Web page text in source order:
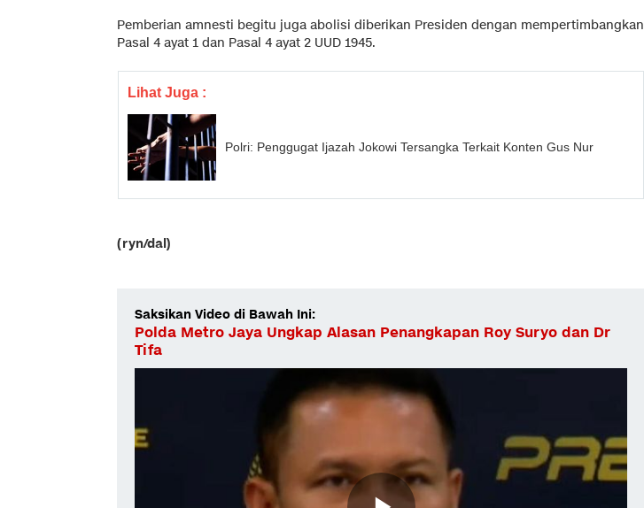
Pemberian amnesti begitu juga abolisi diberikan Presiden dengan mempertimbangkan
Pasal 4 ayat 1 dan Pasal 4 ayat 2 UUD 1945.
Lihat Juga :
Polri: Penggugat Ijazah Jokowi Tersangka Terkait Konten Gus Nur
(ryn/dal)
Saksikan Video di Bawah Ini:
Polda Metro Jaya Ungkap Alasan Penangkapan Roy Suryo dan Dr
Tifa